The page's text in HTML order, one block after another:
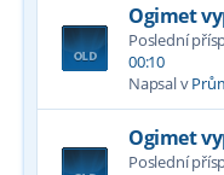
Ogimet
Poslední
00:10
Napsal v
Ogimet
Poslední